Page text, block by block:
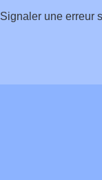
Signaler une erreur